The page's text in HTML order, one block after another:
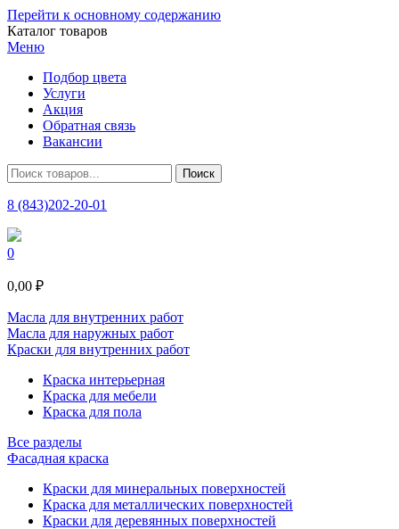
Перейти к основному содержанию
Каталог товаров
Меню
Подбор цвета
Услуги
Акция
Обратная связь
Вакансии
8 (843)202-20-01
0
0,00 ₽
Масла для внутренних работ
Масла для наружных работ
Краски для внутренних работ
Краска интерьерная
Краска для мебели
Краска для пола
Все разделы
Фасадная краска
Краски для минеральных поверхностей
Краска для металлических поверхностей
Краски для деревянных поверхностей